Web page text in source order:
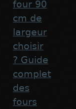
four 90
cm de
largeur
choisir
? Guide
complet
des
fours